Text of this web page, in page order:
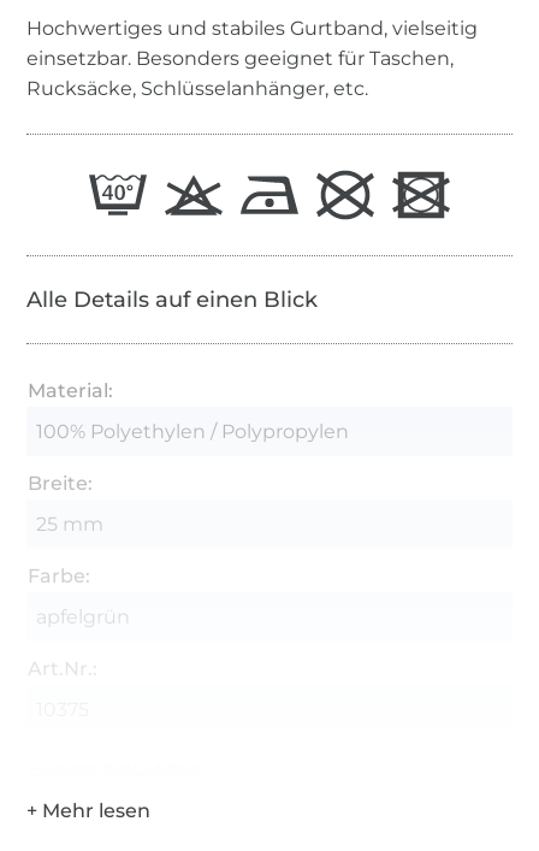
Hochwertiges und stabiles Gurtband, vielseitig
einsetzbar. Besonders geeignet für Taschen,
Rucksäcke, Schlüsselanhänger, etc.
Alle Details auf einen Blick
Material:
100% Polyethylen / Polypropylen
Breite:
25 mm
Farbe:
apfelgrün
Art.Nr.: